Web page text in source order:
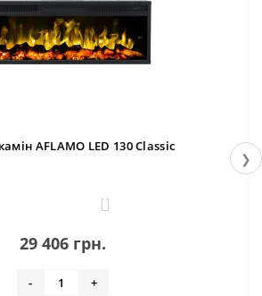
AFLAMO LED 130 Classic
1
29 406 грн.
- +
❯